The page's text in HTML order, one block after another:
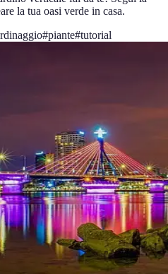
la tua oasi verde in casa.
#piante#tutorial